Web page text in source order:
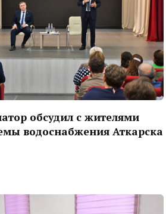
обсудил с жителями
водоснабжения Аткарска